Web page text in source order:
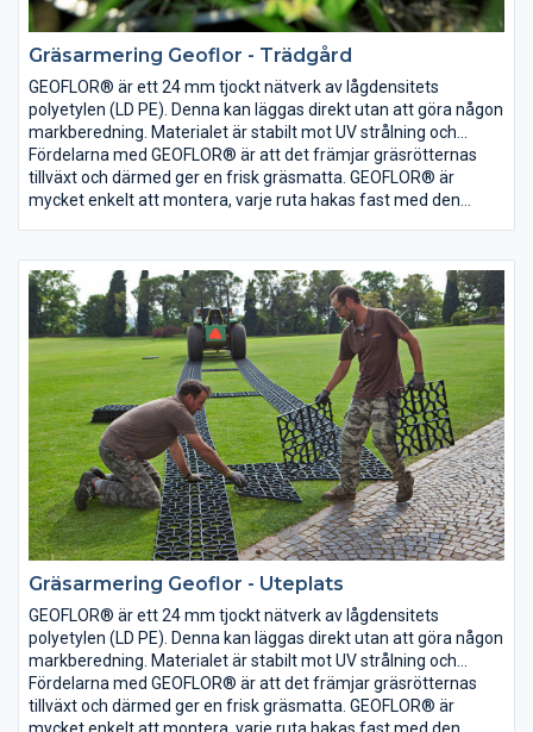
Gräsarmering Geoflor - Trädgård
GEOFLOR® är ett 24 mm tjockt nätverk av lågdensitets
polyetylen (LD PE). Denna kan läggas direkt utan att göra någon
markberedning. Materialet är stabilt mot UV strålning och
temperaturskillnader samt är elastiskt vilket gör att GEOFLOR®
kan läggas på alla typer av mark. GEOFLOR® läggs ovanpå en
existerande gräsmatta och skyddar gräset mot tryckskador
Fördelarna med GEOFLOR® är att det främjar gräsrötternas
tillväxt och därmed ger en frisk gräsmatta. GEOFLOR® är
mycket enkelt att montera, varje ruta hakas fast med den
Gräsarmering Geoflor - Uteplats
GEOFLOR® är ett 24 mm tjockt nätverk av lågdensitets
polyetylen (LD PE). Denna kan läggas direkt utan att göra någon
markberedning. Materialet är stabilt mot UV strålning och
temperaturskillnader samt är elastiskt vilket gör att GEOFLOR®
kan läggas på alla typer av mark. GEOFLOR® läggs ovanpå en
existerande gräsmatta och skyddar gräset mot tryckskador
Fördelarna med GEOFLOR® är att det främjar gräsrötternas
tillväxt och därmed ger en frisk gräsmatta. GEOFLOR® är
mycket enkelt att montera, varje ruta hakas fast med den